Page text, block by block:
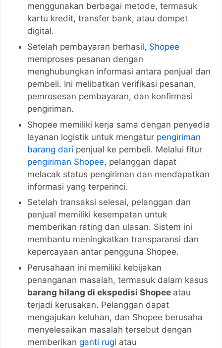
menggunakan berbagai metode, termasuk
kartu kredit, transfer bank, atau dompet
digital.
Setelah pembayaran berhasil, Shopee
memproses pesanan dengan
menghubungkan informasi antara penjual dan
pembeli. Ini melibatkan verifikasi pesanan,
pemrosesan pembayaran, dan konfirmasi
pengiriman.
Shopee memiliki kerja sama dengan penyedia
layanan logistik untuk mengatur pengiriman
barang dari penjual ke pembeli. Melalui fitur
pengiriman Shopee, pelanggan dapat
melacak status pengiriman dan mendapatkan
informasi yang terperinci.
Setelah transaksi selesai, pelanggan dan
penjual memiliki kesempatan untuk
memberikan rating dan ulasan. Sistem ini
membantu meningkatkan transparansi dan
kepercayaan antar pengguna Shopee.
Perusahaan ini memiliki kebijakan
penanganan masalah, termasuk dalam kasus
barang hilang di ekspedisi Shopee atau
terjadi kerusakan. Pelanggan dapat
mengajukan keluhan, dan Shopee berusaha
menyelesaikan masalah tersebut dengan
memberikan ganti rugi atau